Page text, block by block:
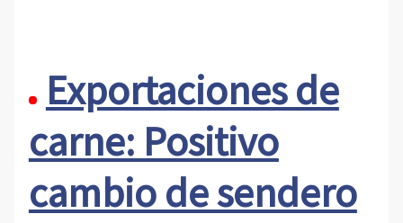
Exportaciones de
carne: Positivo
cambio de sendero